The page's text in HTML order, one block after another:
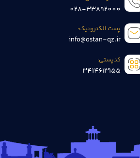
028-33892000
پست الکترونیک:
info@ostan-qz.ir
کدپستی:
3414613155